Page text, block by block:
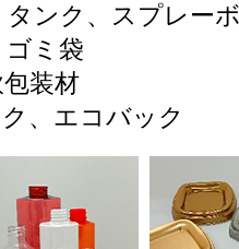
タンク、スプレー
ミ袋​
装材​
、エコバック​